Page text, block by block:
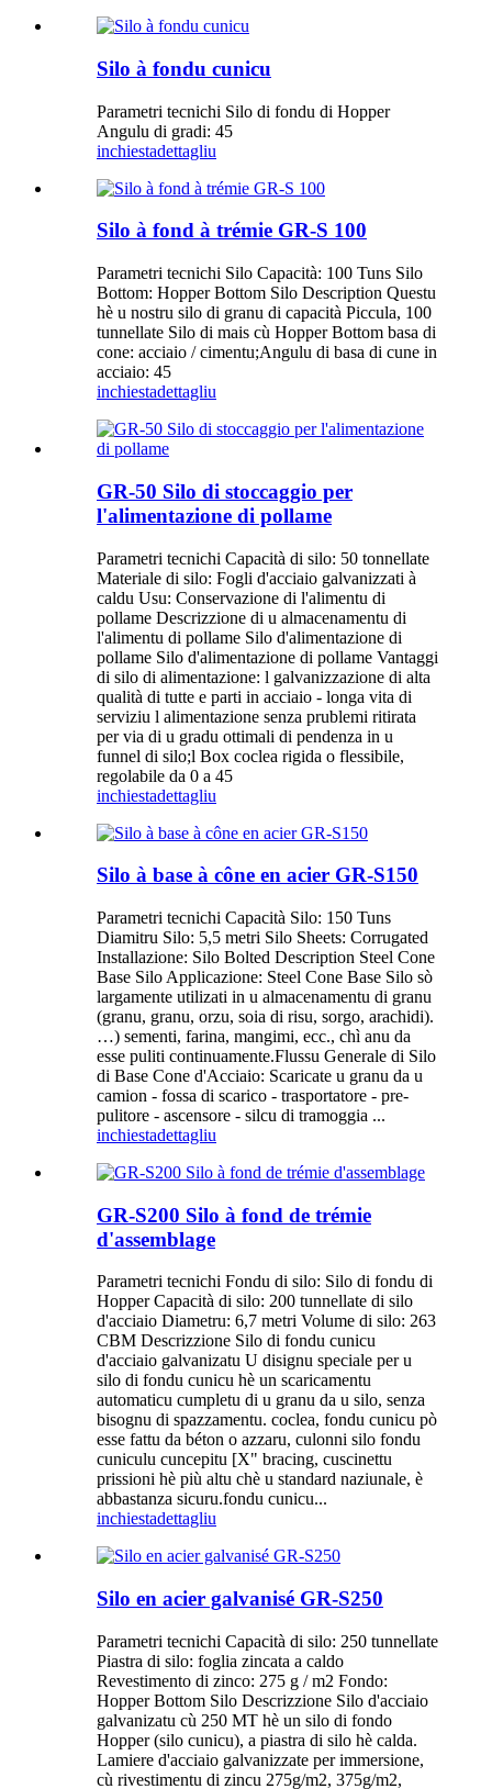
Silo à fondu cunicu
Parametri tecnichi Silo di fondu di Hopper
Angulu di gradi: 45
inchiestadettagliu
Silo à fond à trémie GR-S 100
Parametri tecnichi Silo Capacità: 100 Tuns Silo
Bottom: Hopper Bottom Silo Description Questu
hè u nostru silo di granu di capacità Piccula, 100
tunnellate Silo di mais cù Hopper Bottom basa di
cone: acciaio / cimentu;Angulu di basa di cune in
acciaio: 45
inchiestadettagliu
GR-50 Silo di stoccaggio per
l'alimentazione di pollame
Parametri tecnichi Capacità di silo: 50 tonnellate
Materiale di silo: Fogli d'acciaio galvanizzati à
caldu Usu: Conservazione di l'alimentu di
pollame Descrizzione di u almacenamentu di
l'alimentu di pollame Silo d'alimentazione di
pollame Silo d'alimentazione di pollame Vantaggi
di silo di alimentazione: l galvanizzazione di alta
qualità di tutte e parti in acciaio - longa vita di
serviziu l alimentazione senza prublemi ritirata
per via di u gradu ottimali di pendenza in u
funnel di silo;l Box coclea rigida o flessibile,
regolabile da 0 a 45
inchiestadettagliu
Silo à base à cône en acier GR-S150
Parametri tecnichi Capacità Silo: 150 Tuns
Diamitru Silo: 5,5 metri Silo Sheets: Corrugated
Installazione: Silo Bolted Description Steel Cone
Base Silo Applicazione: Steel Cone Base Silo sò
largamente utilizati in u almacenamentu di granu
(granu, granu, orzu, soia di risu, sorgo, arachidi).
…) sementi, farina, mangimi, ecc., chì anu da
esse puliti continuamente.Flussu Generale di Silo
di Base Cone d'Acciaio: Scaricate u granu da u
camion - fossa di scarico - trasportatore - pre-
pulitore - ascensore - silcu di tramoggia ...
inchiestadettagliu
GR-S200 Silo à fond de trémie
d'assemblage
Parametri tecnichi Fondu di silo: Silo di fondu di
Hopper Capacità di silo: 200 tunnellate di silo
d'acciaio Diametru: 6,7 metri Volume di silo: 263
CBM Descrizzione Silo di fondu cunicu
d'acciaio galvanizatu U disignu speciale per u
silo di fondu cunicu hè un scaricamentu
automaticu cumpletu di u granu da u silo, senza
bisognu di spazzamentu. coclea, fondu cunicu pò
esse fattu da béton o azzaru, culonni silo fondu
cuniculu cuncepitu [X" bracing, cuscinettu
prissioni hè più altu chè u standard naziunale, è
abbastanza sicuru.fondu cunicu...
inchiestadettagliu
Silo en acier galvanisé GR-S250
Parametri tecnichi Capacità di silo: 250 tunnellate
Piastra di silo: foglia zincata a caldo
Revestimento di zinco: 275 g / m2 Fondo:
Hopper Bottom Silo Descrizzione Silo d'acciaio
galvanizatu cù 250 MT hè un silo di fondo
Hopper (silo cunicu), a piastra di silo hè calda.
Lamiere d'acciaio galvanizzate per immersione,
cù rivestimentu di zincu 275g/m2, 375g/m2,